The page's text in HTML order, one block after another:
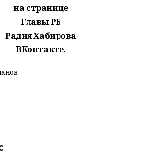
на странице
Главы РБ
Радия Хабирова
ВКонтакте.